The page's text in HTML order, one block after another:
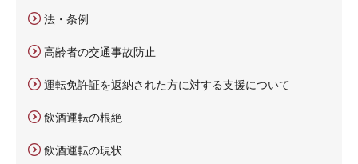
法・条例
高齢者の交通事故防止
運転免許証を返納された方に対する支援について
飲酒運転の根絶
飲酒運転の現状